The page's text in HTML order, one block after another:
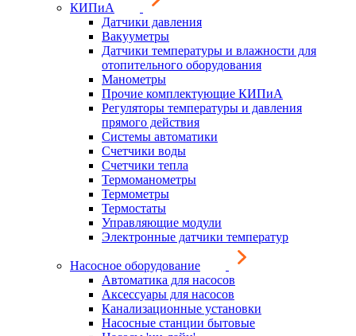
КИПиА
Датчики давления
Вакууметры
Датчики температуры и влажности для
отопительного оборудования
Манометры
Прочие комплектующие КИПиА
Регуляторы температуры и давления
прямого действия
Системы автоматики
Счетчики воды
Счетчики тепла
Термоманометры
Термометры
Термостаты
Управляющие модули
Электронные датчики температур
Насосное оборудование
Автоматика для насосов
Аксессуары для насосов
Канализационные установки
Насосные станции бытовые